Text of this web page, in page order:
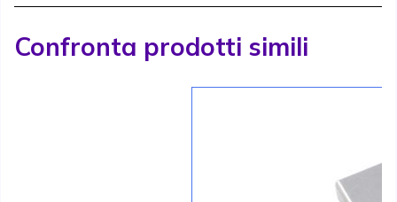
Confronta prodotti simili